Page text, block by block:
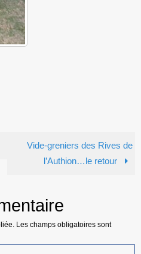
Vide-greniers des Rives de
l’Authion…le retour
Les champs obligatoires sont